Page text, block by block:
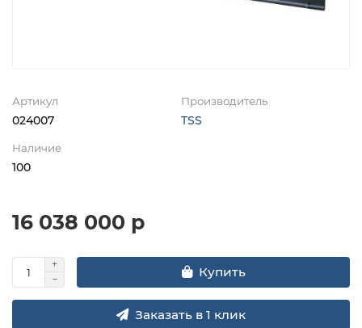
Артикул
024007
Производитель
TSS
Наличие
100
16 038 000 р
Купить
Заказать в 1 клик